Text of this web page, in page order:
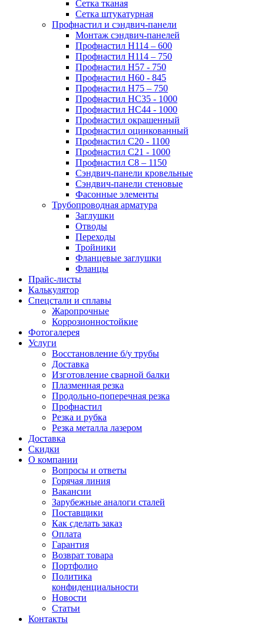
Сетка тканая
Сетка штукатурная
Профнастил и сэндвич-панели
Монтаж сэндвич-панелей
Профнастил Н114 – 600
Профнастил Н114 – 750
Профнастил Н57 - 750
Профнастил Н60 - 845
Профнастил Н75 – 750
Профнастил НС35 - 1000
Профнастил НС44 - 1000
Профнастил окрашенный
Профнастил оцинкованный
Профнастил С20 - 1100
Профнастил С21 - 1000
Профнастил С8 – 1150
Сэндвич-панели кровельные
Сэндвич-панели стеновые
Фасонные элементы
Трубопроводная арматура
Заглушки
Отводы
Переходы
Тройники
Фланцевые заглушки
Фланцы
Прайс-листы
Калькулятор
Спецстали и сплавы
Жаропрочные
Коррозионностойкие
Фотогалерея
Услуги
Восстановление б/у трубы
Доставка
Изготовление сварной балки
Плазменная резка
Продольно-поперечная резка
Профнастил
Резка и рубка
Резка металла лазером
Доставка
Скидки
О компании
Вопросы и ответы
Горячая линия
Вакансии
Зарубежные аналоги сталей
Поставщики
Как сделать заказ
Оплата
Гарантия
Возврат товара
Портфолио
Политика
конфиденциальности
Новости
Статьи
Контакты